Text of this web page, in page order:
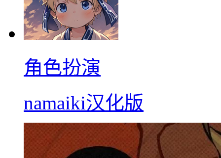
角色扮演
namaiki汉化版